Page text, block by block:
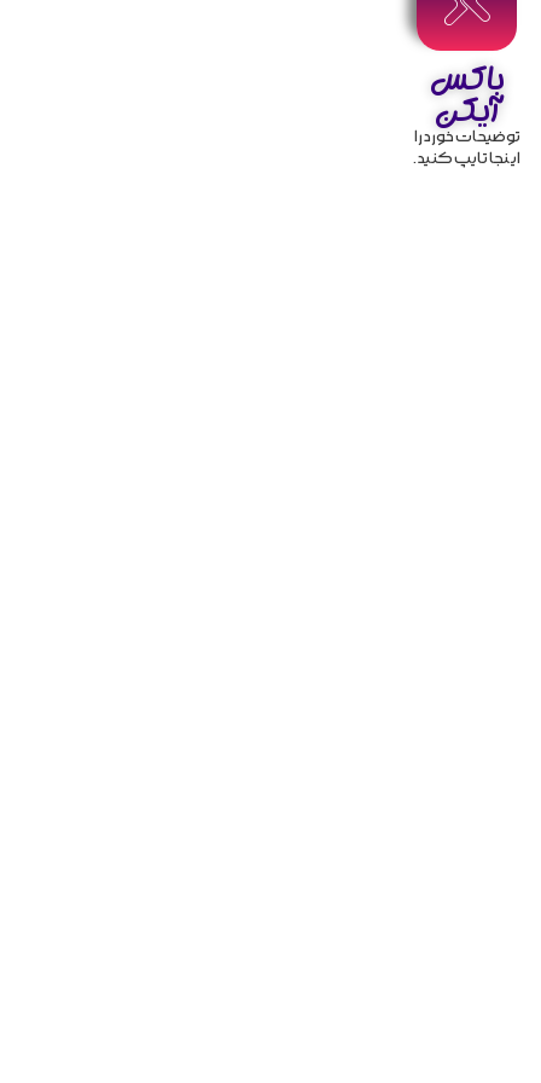
باکس
آیکن
توضیحات خورد را
اینجا تایپ کنید .